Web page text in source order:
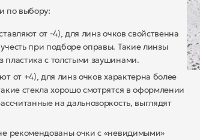
по выбору:
от -4), для линз очков свойственна
при подборе оправы. Такие линзы
пластика с толстыми заушинами.
от +4), для линз очков характерна более
стекла хорошо смотрятся в оформлении
на дальнозоркость, выглядят
рекомендованы очки с «невидимыми»